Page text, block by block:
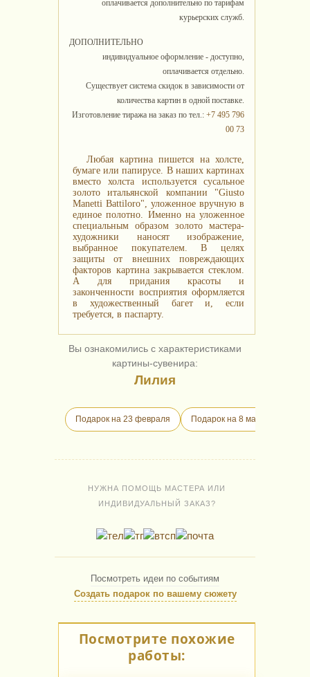
оплачивается дополнительно по тарифам
курьерских служб.
ДОПОЛНИТЕЛЬНО
индивидуальное оформление - доступно,
оплачивается отдельно.
Существует система скидок в зависимости от
количества картин в одной поставке.
Изготовление тиража на заказ по тел.: +7 495 796
00 73
Любая картина пишется на холсте,
бумаге или папирусе. В наших картинах
вместо холста используется сусальное
золото итальянской компании "Giusto
Manetti Battiloro", уложенное вручную в
единое полотно. Именно на уложенное
специальным образом золото мастера-
художники наносят изображение,
выбранное покупателем. В целях
защиты от внешних повреждающих
факторов картина закрывается стеклом.
А для придания красоты и
законченности восприятия оформляется
в художественный багет и, если
требуется, в паспарту.
Вы ознакомились с характеристиками
картины-сувенира:
Лилия
Подарок на 23 февраля Подарок на 8 марта
НУЖНА ПОМОЩЬ МАСТЕРА ИЛИ
ИНДИВИДУАЛЬНЫЙ ЗАКАЗ?
Посмотреть идеи по событиям
Создать подарок по вашему сюжету
Посмотрите похожие
работы: